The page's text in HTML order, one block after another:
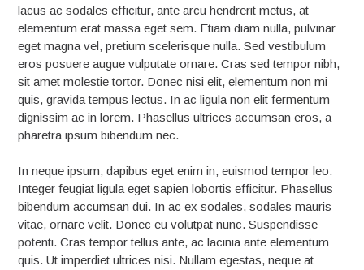
lacus ac sodales efficitur, ante arcu hendrerit metus, at
elementum erat massa eget sem. Etiam diam nulla, pulvinar
eget magna vel, pretium scelerisque nulla. Sed vestibulum
eros posuere augue vulputate ornare. Cras sed tempor nibh,
sit amet molestie tortor. Donec nisi elit, elementum non mi
quis, gravida tempus lectus. In ac ligula non elit fermentum
dignissim ac in lorem. Phasellus ultrices accumsan eros, a
pharetra ipsum bibendum nec.
In neque ipsum, dapibus eget enim in, euismod tempor leo.
Integer feugiat ligula eget sapien lobortis efficitur. Phasellus
bibendum accumsan dui. In ac ex sodales, sodales mauris
vitae, ornare velit. Donec eu volutpat nunc. Suspendisse
potenti. Cras tempor tellus ante, ac lacinia ante elementum
quis. Ut imperdiet ultrices nisi. Nullam egestas, neque at